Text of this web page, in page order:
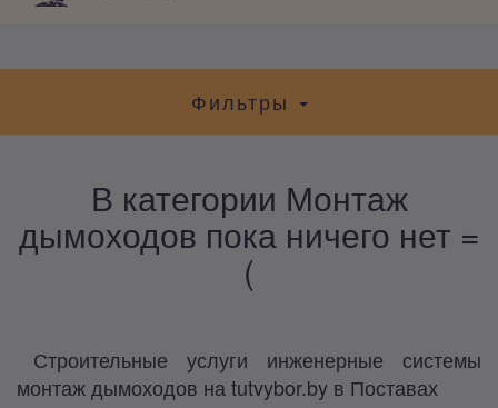
Фильтры
В категории Монтаж
дымоходов пока ничего нет =
(
Строительные услуги инженерные системы
монтаж дымоходов на tutvybor.by в Поставах